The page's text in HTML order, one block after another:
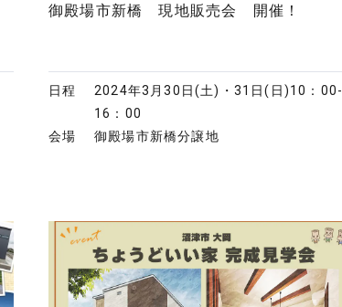
御殿場市新橋 現地販売会 開催！
日程 2024年3月30日(土)・31日(日)10：00-
16：00
会場
御殿場市新橋分譲地